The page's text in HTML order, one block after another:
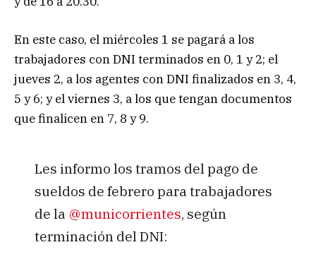
En este caso, el miércoles 1 se pagará a los
trabajadores con DNI terminados en 0, 1 y 2; el
jueves 2, a los agentes con DNI finalizados en 3, 4,
5 y 6; y el viernes 3, a los que tengan documentos
que finalicen en 7, 8 y 9.
Les informo los tramos del pago de
sueldos de febrero para trabajadores
de la @municorrientes, según
terminación del DNI: